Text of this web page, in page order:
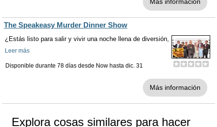
Más información
The Speakeasy Murder Dinner Show
¿Estás listo para salir y vivir una noche llena de diversión,
Leer más
Disponible durante 78 días desde Now hasta dic. 31
Más información
Explora cosas similares para hacer